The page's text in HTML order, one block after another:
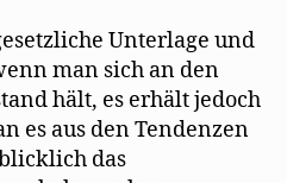
Unterlage und
man sich an den
hält, es erhält jedoch
es aus den Tendenzen
das